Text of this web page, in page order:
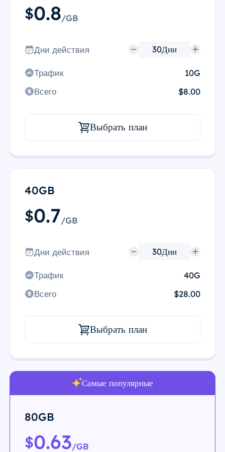
$0.8/GB
Дни действия
Трафик
10G
Всего
$8.00
Выбрать план
40GB
$0.7/GB
Дни действия
Трафик
40G
Всего
$28.00
Выбрать план
Самые популярные
80GB
$0.63/GB